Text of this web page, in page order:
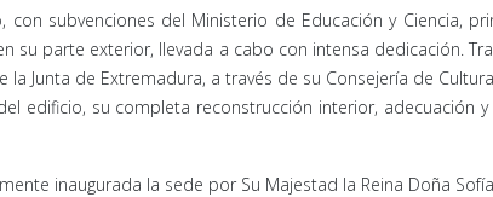
subvenciones del Ministerio de Educación y Ciencia,
su parte exterior, llevada a cabo con intensa dedicación.
la Junta de Extremadura, a través de su Consejería de
edificio, su completa reconstrucción interior, adecuación
inaugurada la sede por Su Majestad la Reina Doña